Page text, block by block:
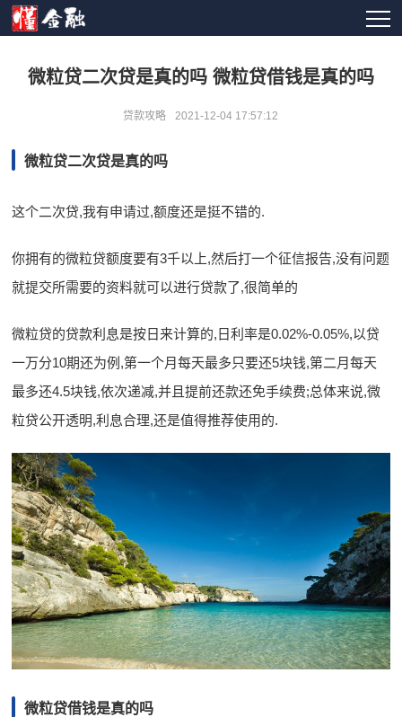
微粒贷二次贷是真的吗 微粒贷借钱是真的吗
贷款攻略 2021-12-04 17:57:12
微粒贷二次贷是真的吗
这个二次贷,我有申请过,额度还是挺不错的.
你拥有的微粒贷额度要有3千以上,然后打一个征信报告,没有问题
就提交所需要的资料就可以进行贷款了,很简单的
微粒贷的贷款利息是按日来计算的,日利率是0.02%-0.05%,以贷
一万分10期还为例,第一个月每天最多只要还5块钱,第二月每天
最多还4.5块钱,依次递减,并且提前还款还免手续费;总体来说,微
粒贷公开透明,利息合理,还是值得推荐使用的.
微粒贷借钱是真的吗